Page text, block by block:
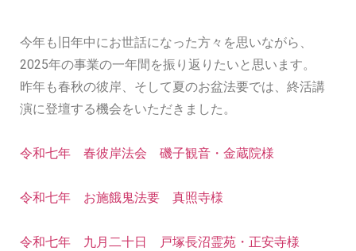
今年も旧年中にお世話になった方々を思いながら、
2025年の事業の一年間を振り返りたいと思います。
昨年も春秋の彼岸、そして夏のお盆法要では、終活講
演に登壇する機会をいただきました。
令和七年 春彼岸法会 磯子観音・金蔵院様
令和七年 お施餓鬼法要 真照寺様
令和七年 九月二十日 戸塚長沼霊苑・正安寺様